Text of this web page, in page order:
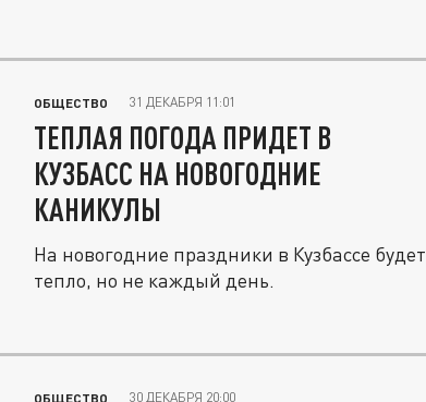
ОБЩЕСТВО 31 ДЕКАБРЯ 11:01
ТЕПЛАЯ ПОГОДА ПРИДЕТ В
КУЗБАСС НА НОВОГОДНИЕ
КАНИКУЛЫ
На новогодние праздники в Кузбассе будет
тепло, но не каждый день.
ОБЩЕСТВО 30 ДЕКАБРЯ 20:00